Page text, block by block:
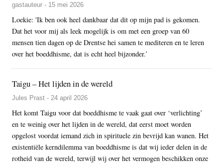
gastauteur - 15 mei 2026
Loekie: 'Ik ben ook heel dankbaar dat dit op mijn pad is gekomen.
Dat het voor mij als leek mogelijk is om met een groep van 60
mensen tien dagen op de Drentse hei samen te mediteren en te leren
over het boeddhisme, dat is echt heel bijzonder.’
Taigu – Het lijden in de wereld
Jules Prast - 24 april 2026
Het komt Taigu voor dat boeddhisme te vaak gaat over ‘verlichting’
en te weinig over het lijden in de wereld, dat eerst moet worden
opgelost voordat iemand zich in spirituele zin bevrijd kan wanen. Het
existentiële kerndilemma van boeddhisme is dat wij ieder delen in de
rotheid van de wereld, terwijl wij over het vermogen beschikken onze